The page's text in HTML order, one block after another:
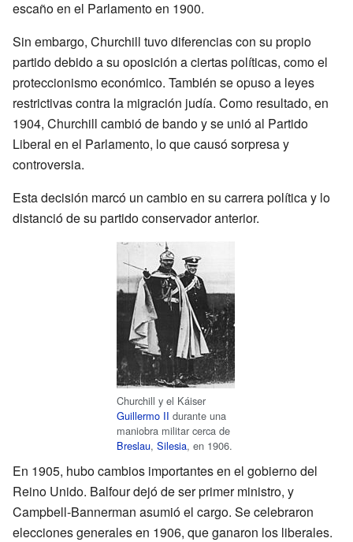
escaño en el Parlamento en 1900.
Sin embargo, Churchill tuvo diferencias con su propio
partido debido a su oposición a ciertas políticas, como el
proteccionismo económico. También se opuso a leyes
restrictivas contra la migración judía. Como resultado, en
1904, Churchill cambió de bando y se unió al Partido
Liberal en el Parlamento, lo que causó sorpresa y
controversia.
Esta decisión marcó un cambio en su carrera política y lo
distanció de su partido conservador anterior.
Churchill y el Káiser
Guillermo II durante una
maniobra militar cerca de
Breslau, Silesia, en 1906.
En 1905, hubo cambios importantes en el gobierno del
Reino Unido. Balfour dejó de ser primer ministro, y
Campbell-Bannerman asumió el cargo. Se celebraron
elecciones generales en 1906, que ganaron los liberales.